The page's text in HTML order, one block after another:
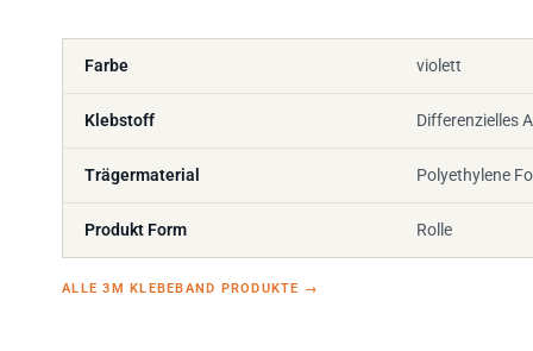
Farbe violett
Klebstoff Differenzielles
Trägermaterial Polyethylene
Produkt Form Rolle